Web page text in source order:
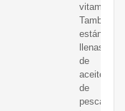
vitaminas.
También
están
llenas
de
aceite
de
pescado,